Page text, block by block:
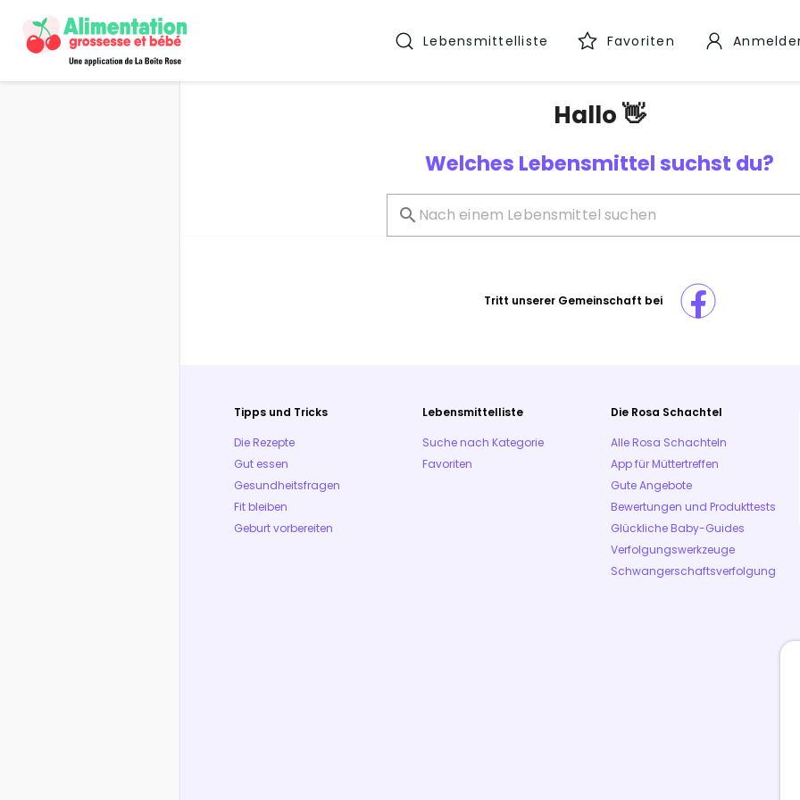
Lebensmittelliste Favoriten
Hallo 👋
Welches Lebensmittel suchst du?
Tritt unserer Gemeinschaft bei
Tipps und Tricks
Die Rezepte
Gut essen
Gesundheitsfragen
Fit bleiben
Geburt vorbereiten
Lebensmittelliste
Suche nach Kategorie
Favoriten
Die Rosa Schachtel
Alle Rosa Schachteln
App für Müttertreffen
Gute Angebote
Bewertungen und Produkttests
Glückliche Baby-Guides
Verfolgungswerkzeuge
Schwangerschaftsverfolgung